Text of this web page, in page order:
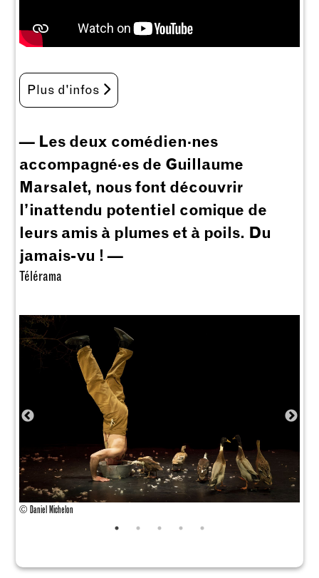
Plus d'infos
— Les deux comédien·nes
accompagné·es de Guillaume
Marsalet, nous font découvrir
l’inattendu potentiel comique de
leurs amis à plumes et à poils. Du
jamais-vu ! —
Télérama
© Daniel Michelon